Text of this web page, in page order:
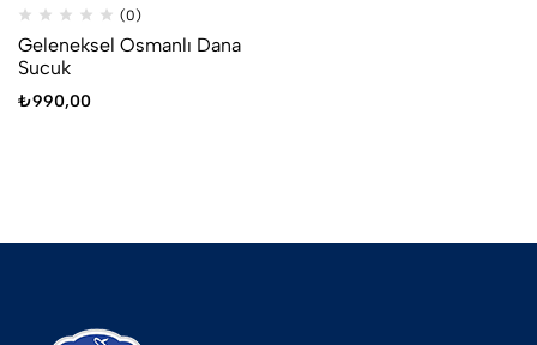
(0)
Geleneksel Osmanlı Dana
Sucuk
₺990,00